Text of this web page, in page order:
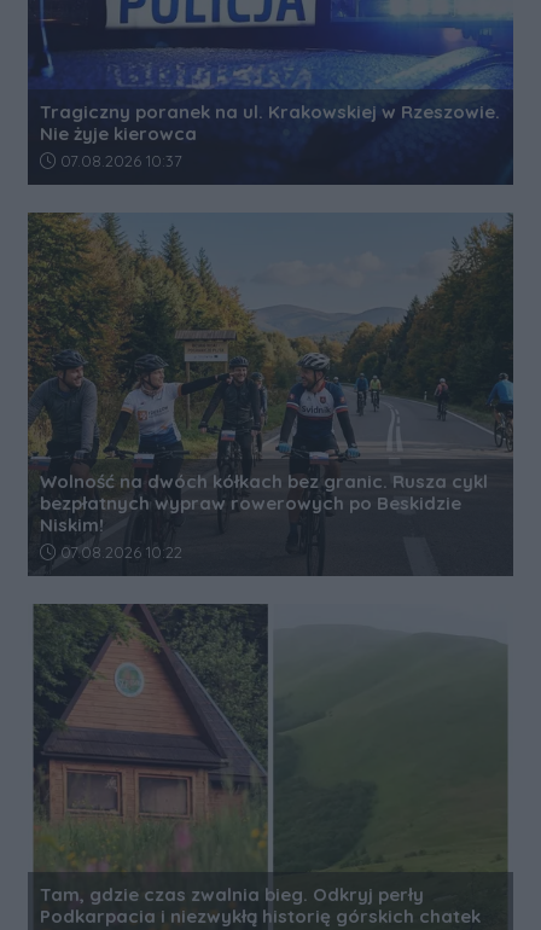
Tragiczny poranek na ul. Krakowskiej w Rzeszowie.
Nie żyje kierowca
Data dodania artykułu:
07.08.2026 10:37
Wolność na dwóch kółkach bez granic. Rusza cykl
bezpłatnych wypraw rowerowych po Beskidzie
Niskim!
Data dodania artykułu:
07.08.2026 10:22
Tam, gdzie czas zwalnia bieg. Odkryj perły
Podkarpacia i niezwykłą historię górskich chatek